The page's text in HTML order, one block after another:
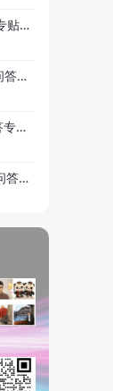
【7月26日直播讲师TK帮主问答专贴】提问范围：从0到1运营TikTok小店全攻略 #有关的各类问题，欢迎大家踊跃提问, 老师会在直播中为大家解答！
【4月25日直播讲师大鼻子老师问答专贴】提问范围：如何做好一场TikTok直播 #有关的各类问题，欢迎大家踊跃提问, 老师会在直播中为大家解答!
【已更新--直播讲师吕辉老师问答专贴】提问范围：TikTok变现方式方面与 #CPA、睡播和无人直播#有关的各类问题，欢迎大家踊跃提问, 老师会在直播中为大家解答!
【5月30日直播讲师Edison老师问答专贴】提问范围：TikTok 2023 To C 和 To B 玩法趋势 #有关的各类问题，欢迎大家踊跃提问, 老师会在直播中为大家解答!